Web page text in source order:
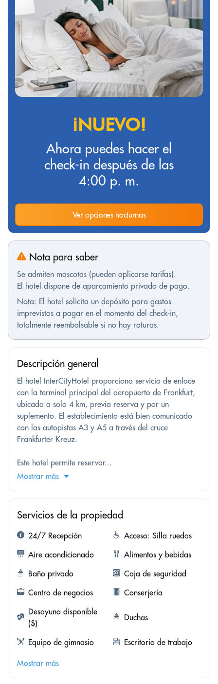
¡NUEVO!
Ahora puedes hacer el
check-in después de las
4:00 p. m.
Ver opciones nocturnas
Nota para saber
Se admiten mascotas (pueden aplicarse tarifas).
El hotel dispone de aparcamiento privado de pago.
Nota: El hotel solicita un depósito para gastos
imprevistos a pagar en el momento del check-in,
totalmente reembolsable si no hay roturas.
Descripción general
El hotel InterCityHotel proporciona servicio de enlace
con la terminal principal del aeropuerto de Frankfurt,
ubicada a solo 4 km, previa reserva y por un
suplemento. El establecimiento está bien comunicado
con las autopistas A3 y A5 a través del cruce
Frankfurter Kreuz.
Este hotel permite reservar...
Mostrar más
Servicios de la propiedad
24/7 Recepción
Acceso: Silla ruedas
Aire acondicionado
Alimentos y bebidas
Baño privado
Caja de seguridad
Centro de negocios
Conserjería
Desayuno disponible
($)
Duchas
Equipo de gimnasio Escritorio de trabajo
Mostrar más